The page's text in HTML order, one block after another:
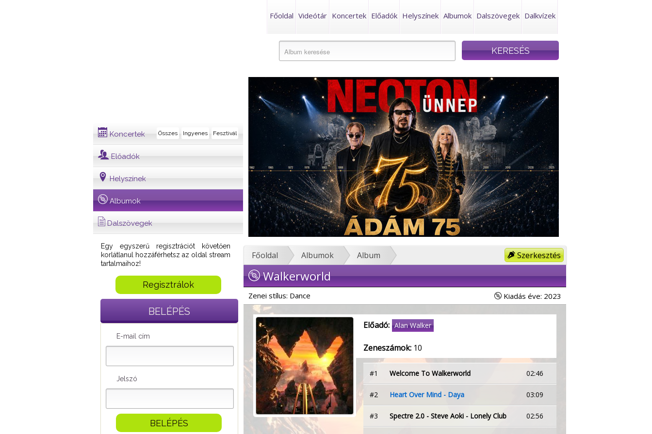
Főoldal Videótár Koncertek Előadók Helyszínek Albumok Dalszövegek Dalkvízek
Koncertek Fesztivál
Ingyenes
Összes
Előadók
Helyszínek
Albumok
Dalszövegek
Egy egyszerű regisztrációt követően
korlátlanul hozzáférhetsz az oldal stream
tartalmaihoz!
Regisztrálok
BELÉPÉS
E-mail cím
Jelszó
Szerkesztés
Főoldal Albumok Album
Walkerworld
Zenei stílus: Dance Kiadás éve: 2023
Előadó: Alan Walker
Zeneszámok: 10
#1 Welcome To Walkerworld 02:46
#2 Heart Over Mind - Daya 03:09
#3 Spectre 2.0 - Steve Aoki - Lonely Club 02:56